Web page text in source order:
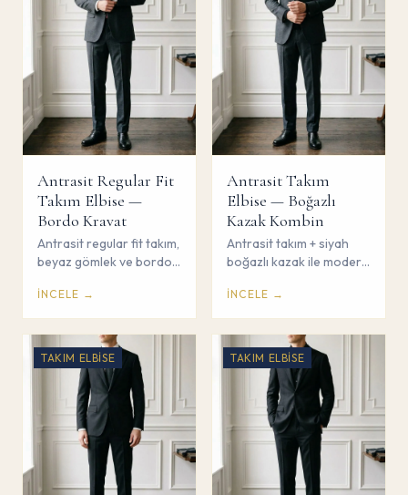
Antrasit Regular Fit
Takım Elbise —
Bordo Kravat
Antrasit regular fit takım,
beyaz gömlek ve bordo
profesyonel duruş.
Çorum Savaş Giyim.
İNCELE →
Antrasit Takım
Elbise — Boğazlı
Kazak Kombin
Antrasit takım + siyah
boğazlı kazak ile modern
ve kravat yok. Çorum
Savaş Giyim.
İNCELE →
TAKIM ELBISE TAKIM ELBISE